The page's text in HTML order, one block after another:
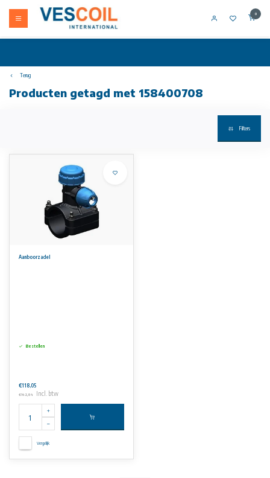
0
Terug
Producten getagd met 158400708
Filters
Aanboorzadel
Bestellen
€118,05
€142,84 Incl. btw
Vergelijk